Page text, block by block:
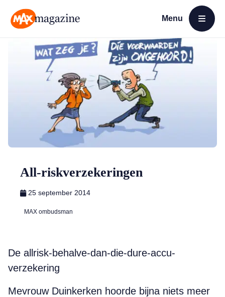
Menu
Open menu
All-riskverzekeringen
25 september 2014
MAX ombudsman
De allrisk-behalve-dan-die-dure-accu-
verzekering
Mevrouw Duinkerken hoorde bijna niets meer